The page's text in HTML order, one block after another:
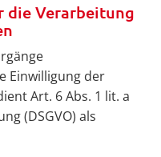
Verarbeitung
Einwilligung der
Art. 6 Abs. 1 lit. a
(DSGVO) als